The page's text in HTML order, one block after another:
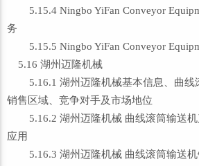
5.15.4 Ningbo YiFan Conveyor
务
5.15.5 Ningbo YiFan Conveyor
5.16 湖州迈隆机械
5.16.1 湖州迈隆机械基本信息、曲线
销售区域、竞争对手及市场地位
5.16.2 湖州迈隆机械 曲线滚筒输送机
应用
5.16.3 湖州迈隆机械 曲线滚筒输送机